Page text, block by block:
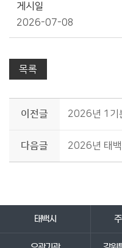
게시일
2026-07-08
목록
이전글 2026년 1기
다음글 2026년 태
태백시